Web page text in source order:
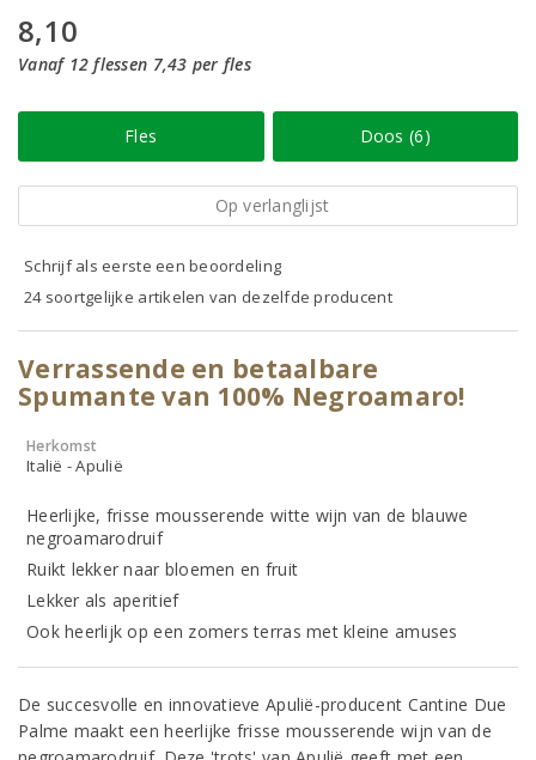
8,10
Vanaf 12 flessen 7,43 per fles
Fles Doos (6)
Op verlanglijst
Schrijf als eerste een beoordeling
24 soortgelijke artikelen van dezelfde producent
Verrassende en betaalbare
Spumante van 100% Negroamaro!
Herkomst
Italië - Apulië
Heerlijke, frisse mousserende witte wijn van de blauwe
negroamarodruif
Ruikt lekker naar bloemen en fruit
Lekker als aperitief
Ook heerlijk op een zomers terras met kleine amuses
De succesvolle en innovatieve Apulië-producent Cantine Due
Palme maakt een heerlijke frisse mousserende wijn van de